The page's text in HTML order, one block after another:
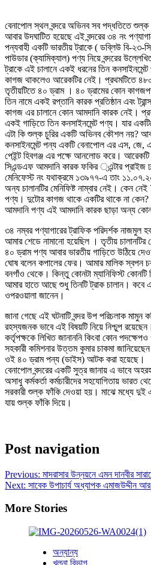
বেনাপোল স্থল বন্দরে অভিনব সব পদ্ধতিতে শুল্ক
আবার উদঘাটিত হয়েছে এই বন্দরের ৩৪ নং
পন্যবাহী একটি ভারতীয় ট্রাকে ( ডব্লিউ বি-২৩-
পাউডার (ক্যামিক্যাল) পণ্য নিয়ে বন্দরের
ট্রাকে এই চালানে একই ধরনের তিন
কাগজ থাকলেও আরেকটির নেই। প্রথমটিতে ৪৮০
তৃতীয়টিতে ৪০ ড্রাম । ৪০ ড্রামের কোন
তিন নামে একই রপ্তানি কারক প্রতিষ্ঠান এবং
কাগজ এর চালানে কোন আমদানি কারক নেই।
একই গাড়িতে তিন কনসাইনমেন্ট পণ্য। যার
এটা কি শুল্ক চুরির একটি অভিনব কৌশল নয়?
কনসাইনমেন্ট পন্য একটি বেনাপোল এর এস, জে,
পেইন্ট হিবগঞ্জ এর পক্ষে আনলোড করে। আরেকটি
সিএন্ডএফ আমদানি কারক ফকির ্এন্টার প্রাইজ
মেনিফেস্ট নং যথাক্রমে ১৩৯৭৭-এ তাং
অন্য চালানটির মেনিফিষ্ট নাম্বার নেই। কেন
পণ্য। দুটোর কাগজ থাকে একটির থাকে না
আমদানি পণ্য এই আমদানি কারক ছাড়া অন্য
৩৪ নম্বর পণ্যাগারের ট্রাফিক পরিদর্শক নাজমুল
আমার শেডে নামানো হয়েছিল । তৃতীয় চালানটির
৪০ ড্রাম পণ্য আবার ভারতীয় গাড়িতে উঠিয়ে
ঘোষ বলেন কপালের ফের। আমার মালিক স্বপন
বনগাঁও থেকে। কিন্তু কোনটা ম্যানিফিস্ট
আমার হাতে আছে শুধু তিনটি ট্রাক চালান। কবে
ওপরওয়ালা জানেন।
জানা গেছে এই ঘটনাটি বন্দর উপ পরিচলাক মামুন
রহস্যজনক ভাবে এই বিষয়টি নিয়ে নিশ্চুপ
কর্তৃপক্ষকে লিখিত জানাননি কিংবা কোন
সহকারী কমিশনার উত্তম কুমার চাকমা
ওই ৪০ ড্রাম পন্য (ডাইস) আটক করা হয়েছে।
বেনাপোল বন্দরের একটি সুত্র জানায় এ ভাবে
অসাধু কর্মকর্তা কর্মচারীদের সহযোগিতায় ভারত
সরকারী শুল্ক ফাঁকি দেওয়া হয়। মাঝে মধ্যে
যায় শুল্ক ফাঁকি দিয়ে।
Post navigation
Previous: মাদরাসার উন্নয়নে এমন দানবীর
Next: সাবেক উপাচার্য অধ্যাপক এমাজউদ্দীন
More Stories
অন্যান্য
খুলনা বিভাগ